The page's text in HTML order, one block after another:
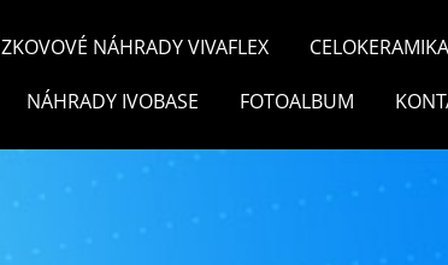
NÁHRADY VIVAFLEX CELOKERAMIKA
NÁHRADY IVOBASE FOTOALBUM